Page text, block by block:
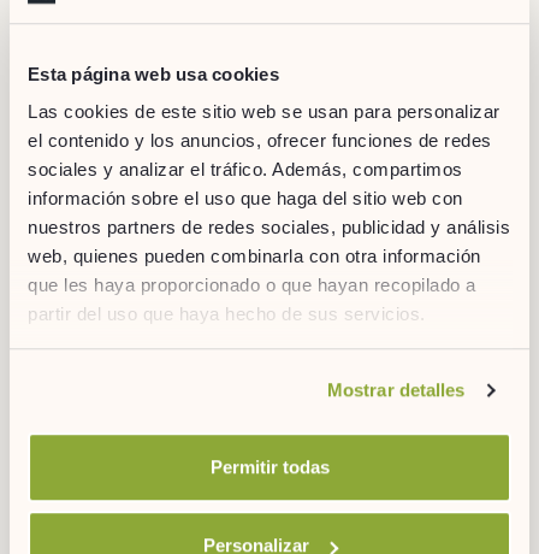
Esta página web usa cookies
Las cookies de este sitio web se usan para personalizar
el contenido y los anuncios, ofrecer funciones de redes
sociales y analizar el tráfico. Además, compartimos
información sobre el uso que haga del sitio web con
nuestros partners de redes sociales, publicidad y análisis
web, quienes pueden combinarla con otra información
que les haya proporcionado o que hayan recopilado a
partir del uso que haya hecho de sus servicios.
Mostrar detalles
Permitir todas
Personalizar
DESCARGAS
PARA DESCUBRIR MÁS
DESCARGA
DESCONEXIÓN EN MADRID
Despeja tu mente corriendo por algunas de
las mejores rutas de la ciudad.